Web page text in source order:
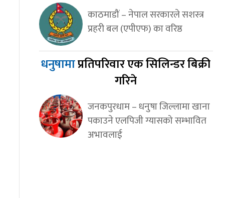
काठमाडौं – नेपाल सरकारले सशस्त्र
प्रहरी बल (एपीएफ) का वरिष्ठ
धनुषामाप्रतिपरिवार एक सिलिन्डर बिक्री
गरिने
जनकपुरधाम – धनुषा जिल्लामा खाना
पकाउने एलपिजी ग्यासको सम्भावित
अभावलाई